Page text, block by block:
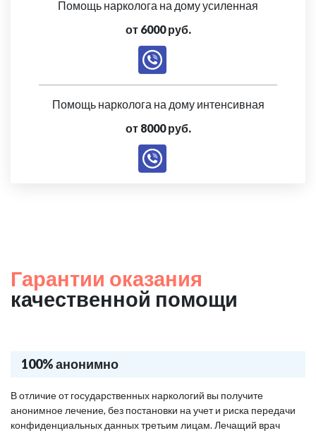
Помощь нарколога на дому усиленная
от 6000 руб.
Помощь нарколога на дому интенсивная
от 8000 руб.
Гарантии оказания
качественной помощи
100% анонимно
В отличие от государственных наркологий вы получите
анонимное лечение, без постановки на учет и риска передачи
конфиденциальных данных третьим лицам. Лечащий врач